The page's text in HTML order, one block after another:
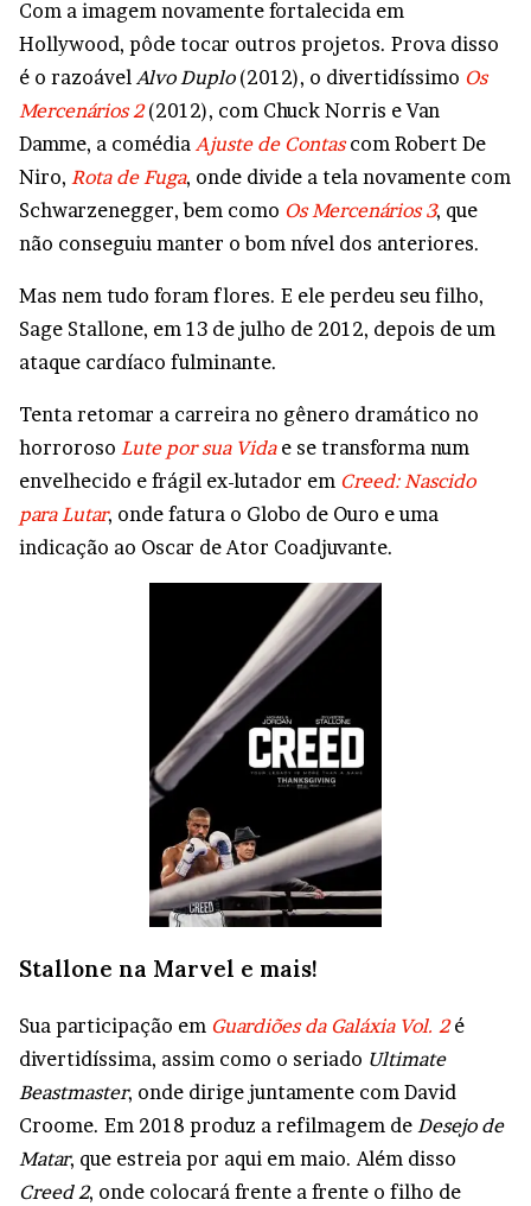
Com a imagem novamente fortalecida em
Hollywood, pôde tocar outros projetos. Prova disso
é o razoável Alvo Duplo(2012), o divertidíssimo Os
Mercenários 2(2012), com Chuck Norris e Van
Damme, a comédia Ajuste de Contas com Robert De
Niro, Rota de Fuga, onde divide a tela novamente com
Schwarzenegger, bem como Os Mercenários 3, que
não conseguiu manter o bom nível dos anteriores.
Mas nem tudo foram flores. E ele perdeu seu filho,
Sage Stallone, em 13 de julho de 2012, depois de um
ataque cardíaco fulminante.
Tenta retomar a carreira no gênero dramático no
horroroso Lute por sua Vidae se transforma num
envelhecido e frágil ex-lutador em Creed: Nascido
para Lutar, onde fatura o Globo de Ouro e uma
indicação ao Oscar de Ator Coadjuvante.
Stallone na Marvel e mais!
Sua participação em Guardiões da Galáxia Vol. 2é
divertidíssima, assim como o seriado Ultimate
Beastmaster, onde dirige juntamente com David
Croome. Em 2018 produz a refilmagem de Desejo de
Matar, que estreia por aqui em maio. Além disso
Creed 2, onde colocará frente a frente o filho de